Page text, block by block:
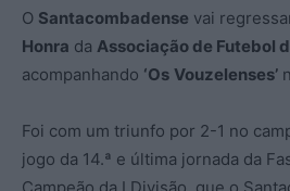
O Santacombadense vai
Honra da Associação de Futebol
acompanhando ‘Os Vouzelenses’
Foi com um triunfo por 2-1 no
jogo da 14.ª e última jornada da